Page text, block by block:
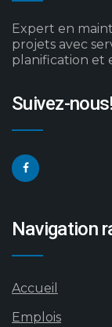
Expert en
projets avec
planification et
Suivez-nous!
Navigation
Accueil
Emplois